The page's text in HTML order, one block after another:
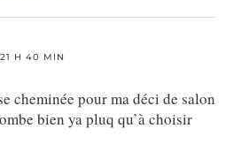
H 40 MIN
cheminée pour ma déci de salon
bien ya pluq qu’à choisir